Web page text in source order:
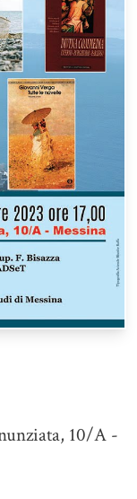
10/A -